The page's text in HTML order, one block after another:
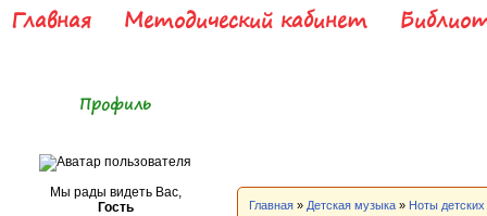
Главная Методический кабинет
Профиль
Мы рады видеть Вас,
Гость
Главная » Детская музыка » Ноты